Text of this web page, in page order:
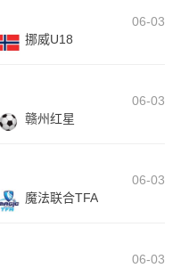
06-03
挪威U18
06-03
赣州红星
06-03
魔法联合TFA
06-03